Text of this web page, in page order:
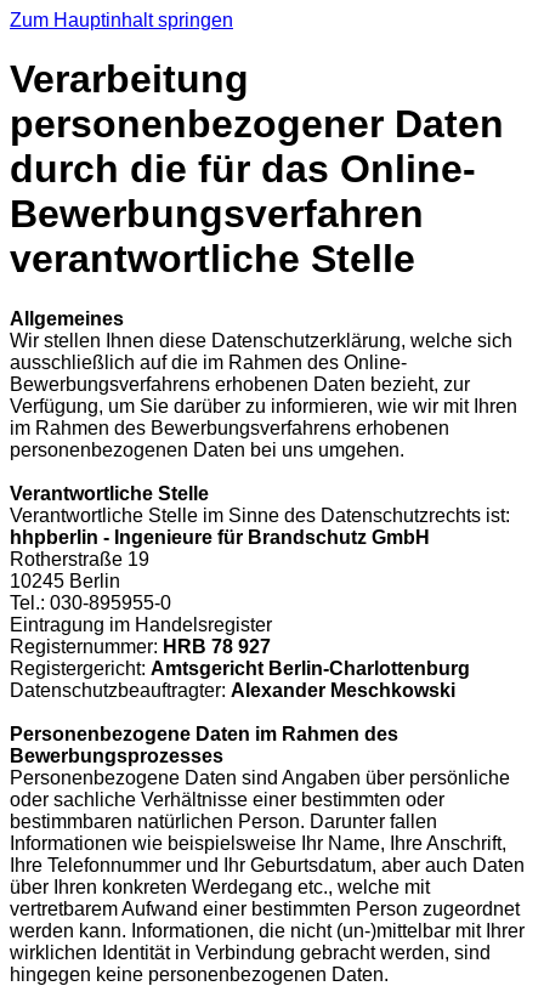
Zum Hauptinhalt springen
Verarbeitung
personenbezogener Daten
durch die für das Online-
Bewerbungsverfahren
verantwortliche Stelle
Allgemeines
Wir stellen Ihnen diese Datenschutzerklärung, welche sich
ausschließlich auf die im Rahmen des Online-
Bewerbungsverfahrens erhobenen Daten bezieht, zur
Verfügung, um Sie darüber zu informieren, wie wir mit Ihren
im Rahmen des Bewerbungsverfahrens erhobenen
personenbezogenen Daten bei uns umgehen.
Verantwortliche Stelle
Verantwortliche Stelle im Sinne des Datenschutzrechts ist:
hhpberlin - Ingenieure für Brandschutz GmbH
Rotherstraße 19
10245 Berlin
Tel.: 030-895955-0
Eintragung im Handelsregister
Registernummer: HRB 78 927
Registergericht: Amtsgericht Berlin-Charlottenburg
Datenschutzbeauftragter: Alexander Meschkowski
Personenbezogene Daten im Rahmen des
Bewerbungsprozesses
Personenbezogene Daten sind Angaben über persönliche
oder sachliche Verhältnisse einer bestimmten oder
bestimmbaren natürlichen Person. Darunter fallen
Informationen wie beispielsweise Ihr Name, Ihre Anschrift,
Ihre Telefonnummer und Ihr Geburtsdatum, aber auch Daten
über Ihren konkreten Werdegang etc., welche mit
vertretbarem Aufwand einer bestimmten Person zugeordnet
werden kann. Informationen, die nicht (un-)mittelbar mit Ihrer
wirklichen Identität in Verbindung gebracht werden, sind
hingegen keine personenbezogenen Daten.